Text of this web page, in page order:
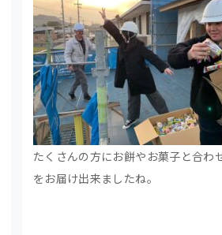
たくさんの方にお餅やお菓子と合わ
をお届け出来ましたね。